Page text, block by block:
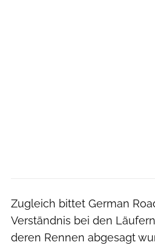
Zugleich bittet German
Verständnis bei den
deren Rennen abgesagt